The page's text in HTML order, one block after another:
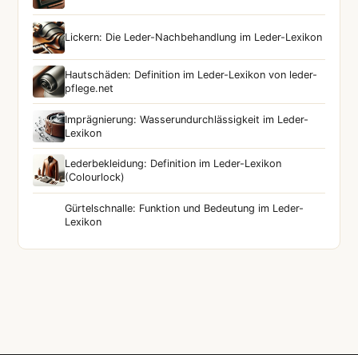
Lickern: Die Leder-Nachbehandlung im Leder-Lexikon
Hautschäden: Definition im Leder-Lexikon von leder-
pflege.net
Imprägnierung: Wasserundurchlässigkeit im Leder-
Lexikon
Lederbekleidung: Definition im Leder-Lexikon
(Colourlock)
Gürtelschnalle: Funktion und Bedeutung im Leder-
Lexikon